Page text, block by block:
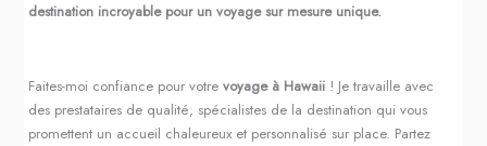
destination incroyable pour un voyage sur mesure unique.
Faites-moi confiance pour votrevoyage à Hawaii ! Je travaille avec
des prestataires de qualité, spécialistes de la destination qui vous
promettent un accueil chaleureux et personnalisé sur place. Partez